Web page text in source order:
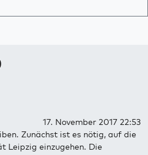
17. November 2017 22:53
Zunächst ist es nötig, auf die
Leipzig einzugehen. Die